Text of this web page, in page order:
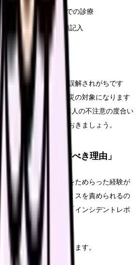
室・指定医療機関）での診療
付請求書）等の書類記入
使えないのでは」と誤解されがちです
れば、原則として労災の対象になります
保険給付の概要")。本人の不注意の度合い
はない点を押さえておきましょう。
心理と「報告すべき理由」
んの一定数が、報告をためらった経験が
あるのは、「自分のミスを責められるの
惑をかけたくない」「インシデントレポ
いった心理です。
リスクは本人に集中します。